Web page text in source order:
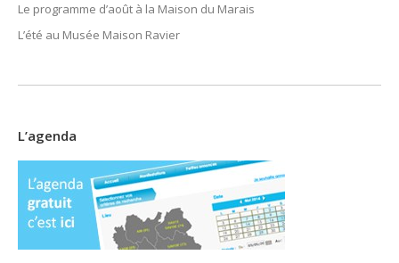
Le programme d’août à la Maison du Marais
L’été au Musée Maison Ravier
L’agenda